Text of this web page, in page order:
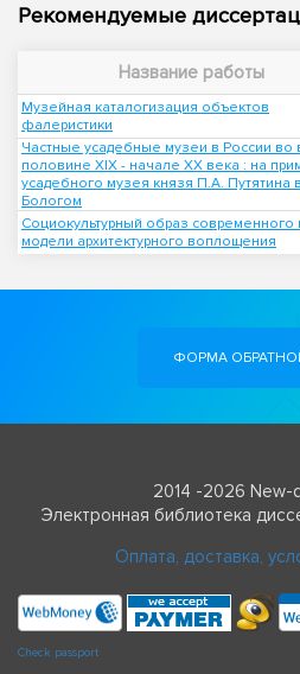
Рекомендуемые
Название работы
Музейная каталогизация объектов
фалеристики
Частные усадебные музеи в России во
половине XIX - начале XX века : на
усадебного музея князя П.А. Путятина в
Бологом
Социокультурный образ современного
модели архитектурного воплощения
ФОРМА
2014 -2026 New-
Электронная библиотека
Оплата, доставка,
Check passport